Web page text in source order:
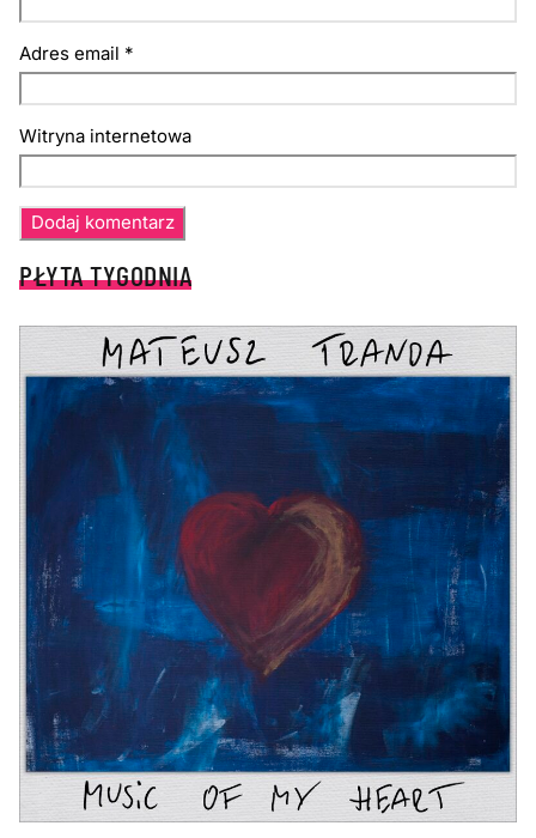
Adres email *
Witryna internetowa
PŁYTA TYGODNIA